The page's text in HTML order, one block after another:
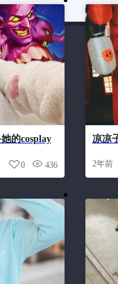
的cosplay
436
0
凉凉
2年前